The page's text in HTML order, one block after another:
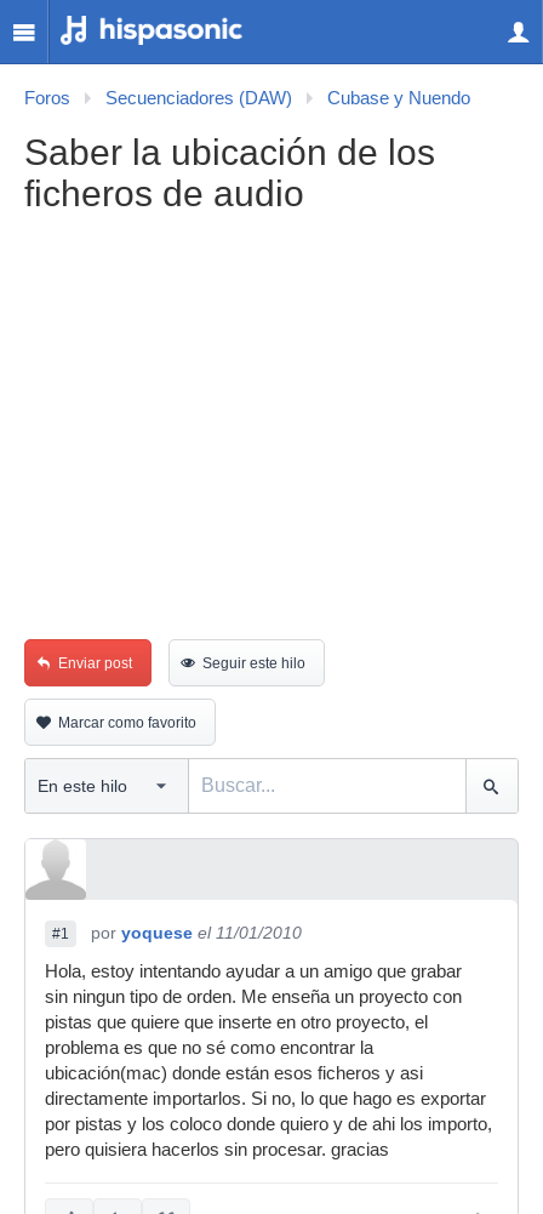
Foros Secuenciadores (DAW) Cubase y Nuendo
Saber la ubicación de los
ficheros de audio
Enviar post Seguir este hilo
Marcar como favorito
#1 por yoquese el 11/01/2010
Hola, estoy intentando ayudar a un amigo que grabar
sin ningun tipo de orden. Me enseña un proyecto con
pistas que quiere que inserte en otro proyecto, el
problema es que no sé como encontrar la
ubicación(mac) donde están esos ficheros y asi
directamente importarlos. Si no, lo que hago es exportar
por pistas y los coloco donde quiero y de ahi los importo,
pero quisiera hacerlos sin procesar. gracias